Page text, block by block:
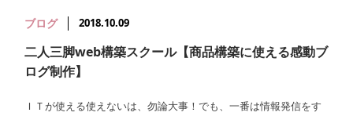
ブログ 2018.10.09
二人三脚web構築スクール【商品構築に使える感動ブ
ログ制作】
ＩＴが使える使えないは、勿論大事！でも、一番は情報発信をす